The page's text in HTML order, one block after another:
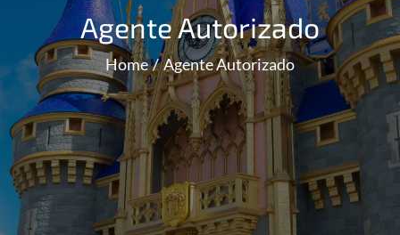
Agente Autorizado
Home Agente Autorizado